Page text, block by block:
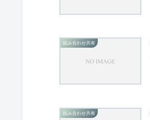
組み合わせ共有
組み合わせ共有